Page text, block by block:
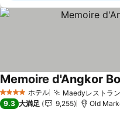
4 ホテルのランク
ホテル Maedyレストラ
Memoire d'Angkor
9.3 大満足 9,255 Old